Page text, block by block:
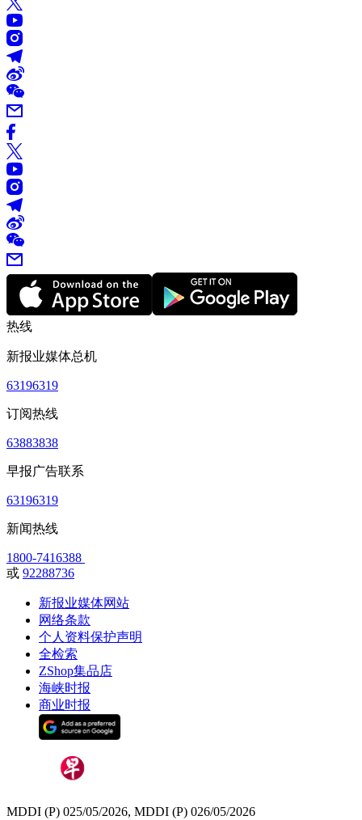
热线
新报业媒体总机
63196319
订阅热线
63883838
早报广告联系
63196319
新闻热线
1800-7416388
或 92288736
新报业媒体网站
网络条款
个人资料保护声明
全检索
ZShop集品店
海峡时报
商业时报
MDDI (P) 025/05/2026, MDDI (P) 026/05/2026